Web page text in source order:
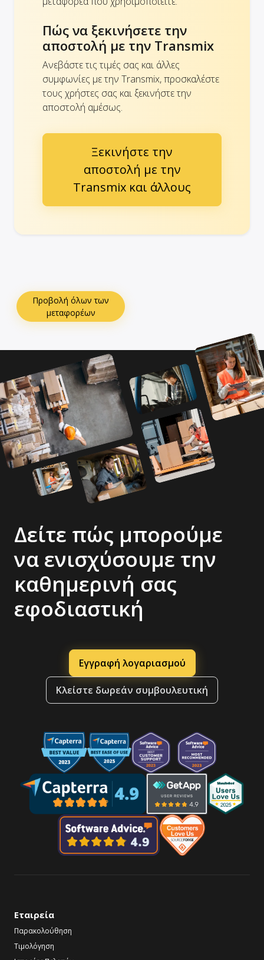
Πώς να ξεκινήσετε την
αποστολή με την Transmix
Ανεβάστε τις τιμές σας και άλλες
συμφωνίες με την Transmix, προσκαλέστε
τους χρήστες σας και ξεκινήστε την
αποστολή αμέσως.
Ξεκινήστε την
αποστολή με την
Transmix και άλλους
Προβολή όλων των
μεταφορέων
Δείτε πώς μπορούμε
να ενισχύσουμε την
καθημερινή σας
εφοδιαστική
Εγγραφή λογαριασμού
Κλείστε δωρεάν συμβουλευτική
Εταιρεία
Παρακολούθηση
Τιμολόγηση